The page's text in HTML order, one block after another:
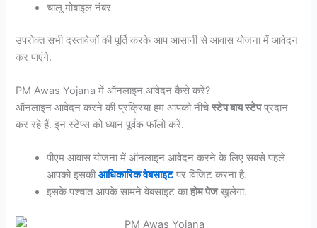
चालू मोबाइल नंबर
उपरोक्त सभी दस्तावेजों की पूर्ति करके आप आसानी से आवास योजना में आवेदन
कर पाएंगे.
PM Awas Yojana में ऑनलाइन आवेदन कैसे करें?
ऑनलाइन आवेदन करने की प्रक्रिया हम आपको नीचेस्टेप बाय स्टेपप्रदान
कर रहे हैं. इन स्टेप्स को ध्यान पूर्वक फॉलो करें.
पीएम आवास योजना में ऑनलाइन आवेदन करने के लिए सबसे पहले
आपको इसकीआधिकारिक वेबसाइटपर विजिट करना है.
इसके पश्चात आपके सामने वेबसाइट काहोम पेजखुलेगा.